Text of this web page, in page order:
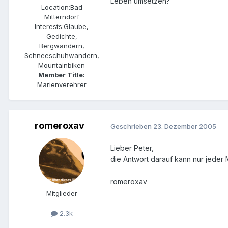
Location:Bad
Mitterndorf
Interests:Glaube,
Gedichte,
Bergwandern,
Schneeschuhwandern,
Mountainbiken
Member Title:
Marienverehrer
romeroxav
Mitglieder
2.3k
Geschrieben 23. Dezember 2005
Lieber Peter,
die Antwort darauf kann nur jeder
romeroxav